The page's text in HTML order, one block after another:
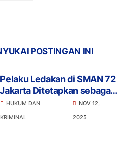
POSTINGAN INI
Pelaku Ledakan di SMAN 72
Jakarta Ditetapkan sebagai
Tersangka
HUKUM DAN
KRIMINAL
NOV 12,
2025